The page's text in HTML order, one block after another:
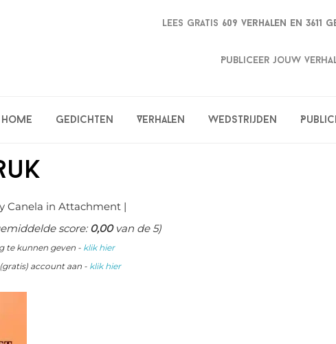
Lees gratis 609 verhalen en 3611
Publiceer jouw
Home Gedichten Verhalen Wedstrijden
Canela in Attachment |
score:0,00van de 5)
te kunnen geven - klik hier
account aan - klik hier